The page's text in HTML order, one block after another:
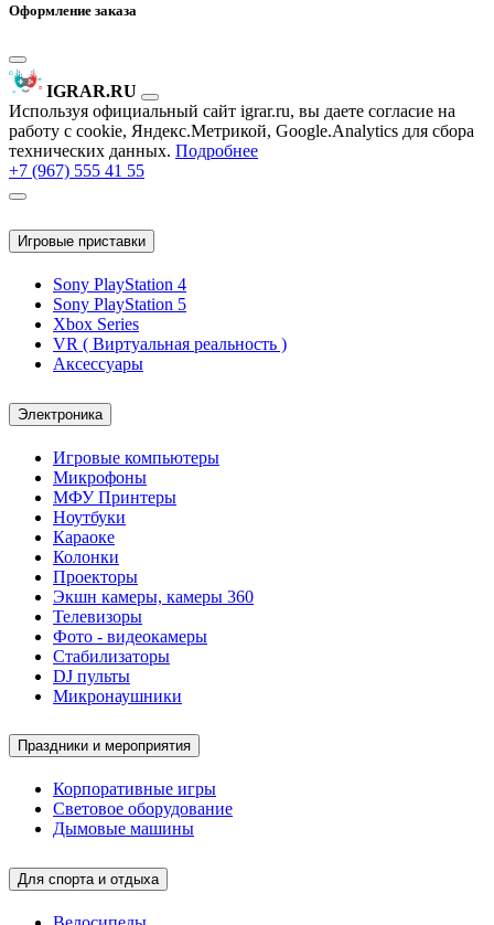
Оформление заказа
IGRAR.RU
Используя официальный сайт igrar.ru, вы даете согласие на
работу с cookie, Яндекс.Метрикой, Google.Analytics для сбора
технических данных. Подробнее
+7 (967) 555 41 55
Игровые приставки
Sony PlayStation 4
Sony PlayStation 5
Xbox Series
VR ( Виртуальная реальность )
Аксессуары
Электроника
Игровые компьютеры
Микрофоны
МФУ Принтеры
Ноутбуки
Караоке
Колонки
Проекторы
Экшн камеры, камеры 360
Телевизоры
Фото - видеокамеры
Стабилизаторы
DJ пульты
Микронаушники
Праздники и мероприятия
Корпоративные игры
Световое оборудование
Дымовые машины
Для спорта и отдыха